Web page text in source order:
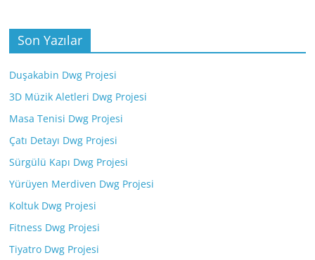
Son Yazılar
Duşakabin Dwg Projesi
3D Müzik Aletleri Dwg Projesi
Masa Tenisi Dwg Projesi
Çatı Detayı Dwg Projesi
Sürgülü Kapı Dwg Projesi
Yürüyen Merdiven Dwg Projesi
Koltuk Dwg Projesi
Fitness Dwg Projesi
Tiyatro Dwg Projesi